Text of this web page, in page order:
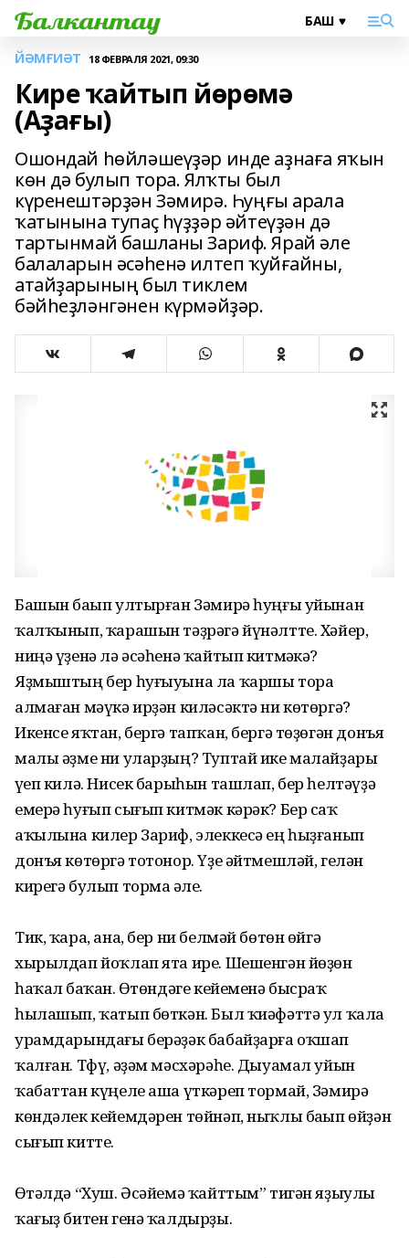
ЙӘМҒИӘТ 18 ФЕВРАЛЯ 2021, 09:30
Кире ҡайтып йөрөмә
(Аҙағы)
Ошондай һөйләшеүҙәр инде аҙнаға яҡын
көн дә булып тора. Ялҡты был
күренештәрҙән Зәмирә. Һуңғы арала
ҡатынына тупаҫ һүҙҙәр әйтеүҙән дә
тартынмай башланы Зариф. Ярай әле
балаларын әсәһенә илтеп ҡуйғайны,
атайҙарының был тиклем
бәйһеҙләнгәнен күрмәйҙәр.
Башын баҫып ултырған Зәмирә һуңғы уйынан
ҡалҡынып, ҡарашын тәҙрәгә йүнәлтте. Хәйер,
ниңә үҙенә лә әсәһенә ҡайтып китмәҫкә?
Яҙмыштың бер һуғыуына ла ҡаршы тора
алмаған мәүкә ирҙән киләсәктә ни көтөргә?
Икенсе яҡтан, бергә тапҡан, бергә төҙөгән донъя
малы әҙме ни уларҙың? Туптай ике малайҙары
үҫеп килә. Нисек барыһын ташлап, бер һелтәүҙә
емерә һуғып сығып китмәк кәрәк? Бер саҡ
аҡылына килер Зариф, элеккесә ең һыҙғанып
донъя көтөргә тотонор. Үҙе әйтмешләй, гелән
кирегә булып тормаҫ әле.
Тик, ҡара, ана, бер ни белмәй бөтөн өйгә
хырылдап йоҡлап ята ире. Шешенгән йөҙөн
һаҡал баҫҡан. Өҫтөндәге кейеменә бысраҡ
һылашып, ҡатып бөткән. Был ҡиәфәттә ул ҡала
урамдарындағы берәҙәк бабайҙарға оҡшап
ҡалған. Тфү, әҙәм мәсхәрәһе. Дыуамал уйын
ҡабаттан күңеле аша үткәреп тормай, Зәмирә
көндәлек кейемдәрен төйнәп, ныҡлы баҫып өйҙән
сығып китте.
Өҫтәлдә “Хуш. Әсәйемә ҡайттым” тигән яҙыулы
ҡағыҙ битен генә ҡалдырҙы.